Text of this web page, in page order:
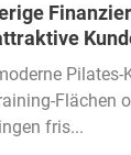
Pilates-
Flächen
fris...